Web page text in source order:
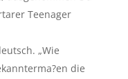
Teenager
„Wie
die